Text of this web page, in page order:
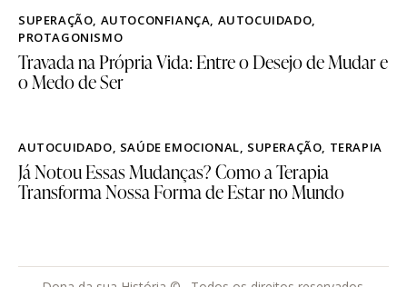
SUPERAÇÃO, AUTOCONFIANÇA, AUTOCUIDADO,
PROTAGONISMO
Travada na Própria Vida: Entre o Desejo de Mudar e
o Medo de Ser
AUTOCUIDADO, SAÚDE EMOCIONAL, SUPERAÇÃO, TERAPIA
Já Notou Essas Mudanças? Como a Terapia
Transforma Nossa Forma de Estar no Mundo